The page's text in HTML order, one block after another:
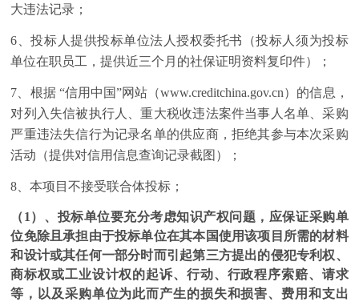
大违法记录；
6、投标人提供投标单位法人授权委托书（投标人须为投标
单位在职员工，提供近三个月的社保证明资料复印件）；
7、根据 “信用中国”网站（www.creditchina.gov.cn）的信息，
对列入失信被执行人、重大税收违法案件当事人名单、采购
严重违法失信行为记录名单的供应商，拒绝其参与本次采购
活动（提供对信用信息查询记录截图）；
8、本项目不接受联合体投标；
（1）、投标单位要充分考虑知识产权问题，应保证采购单
位免除且承担由于投标单位在其本国使用该项目所需的材料
和设计或其任何一部分时而引起第三方提出的侵犯专利权、
商标权或工业设计权的起诉、行动、行政程序索赔、请求
等，以及采购单位为此而产生的损失和损害、费用和支出